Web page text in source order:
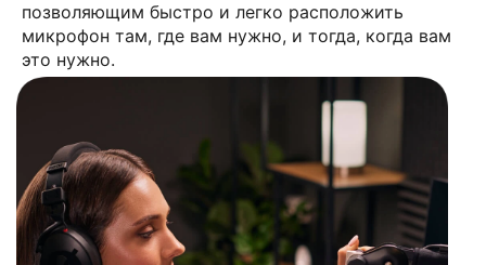
позволяющим быстро и легко расположить
микрофон там, где вам нужно, и тогда, когда вам
это нужно.